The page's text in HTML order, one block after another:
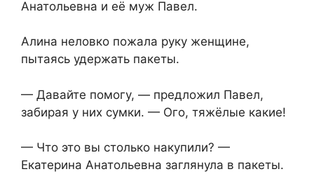
Анатольевна и её муж Павел.
Алина неловко пожала руку женщине,
пытаясь удержать пакеты.
— Давайте помогу, — предложил Павел,
забирая у них сумки. — Ого, тяжёлые какие!
— Что это вы столько накупили? —
Екатерина Анатольевна заглянула в пакеты.